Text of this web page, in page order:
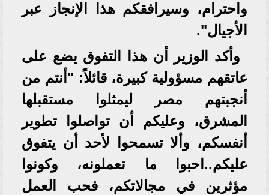
واحترام، وسيرافقكم هذا الإنجاز عبر
الأجيال".
وأكد الوزير أن هذا التفوق يضع على
عاتقهم مسؤولية كبيرة، قائلاً: "أنتم من
أنجبتهم مصر ليمثلوا مستقبلها
المشرق، وعليكم أن تواصلوا تطوير
أنفسكم، وألا تسمحوا لأحد أن يتفوق
عليكم..احبوا ما تعملونه، وكونوا
مؤثرين في مجالاتكم، فحب العمل